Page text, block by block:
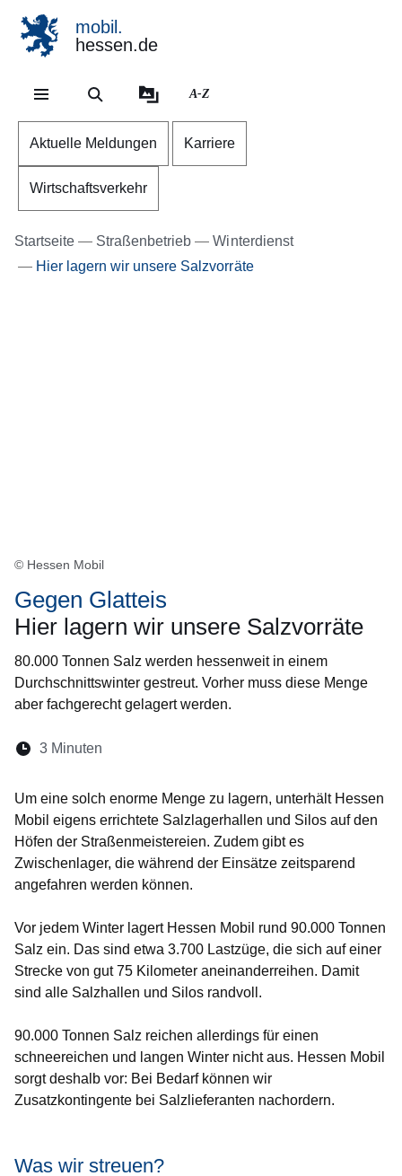
mobil.
hessen.de
A-Z
Aktuelle Meldungen Karriere
Wirtschaftsverkehr
Startseite Straßenbetrieb
Winterdienst
Hier lagern wir unsere Salzvorräte
© Hessen Mobil
Gegen Glatteis
Hier lagern wir unsere Salzvorräte
80.000 Tonnen Salz werden hessenweit in einem
Durchschnittswinter gestreut. Vorher muss diese Menge
aber fachgerecht gelagert werden.
Lesedauer:
3 Minuten
Um eine solch enorme Menge zu lagern, unterhält Hessen
Mobil eigens errichtete Salzlagerhallen und Silos auf den
Höfen der Straßenmeistereien. Zudem gibt es
Zwischenlager, die während der Einsätze zeitsparend
angefahren werden können.
Vor jedem Winter lagert Hessen Mobil rund 90.000 Tonnen
Salz ein. Das sind etwa 3.700 Lastzüge, die sich auf einer
Strecke von gut 75 Kilometer aneinanderreihen. Damit
sind alle Salzhallen und Silos randvoll.
90.000 Tonnen Salz reichen allerdings für einen
schneereichen und langen Winter nicht aus. Hessen Mobil
sorgt deshalb vor: Bei Bedarf können wir
Zusatzkontingente bei Salzlieferanten nachordern.
Was wir streuen?